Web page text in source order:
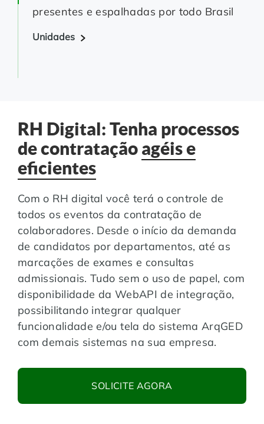
presentes e espalhadas por todo Brasil
Unidades
RH Digital: Tenha processos
de contratação agéis e
eficientes
Com o RH digital você terá o controle de
todos os eventos da contratação de
colaboradores. Desde o início da demanda
de candidatos por departamentos, até as
marcações de exames e consultas
admissionais. Tudo sem o uso de papel, com
disponibilidade da WebAPI de integração,
possibilitando integrar qualquer
funcionalidade e/ou tela do sistema ArqGED
com demais sistemas na sua empresa.
SOLICITE AGORA